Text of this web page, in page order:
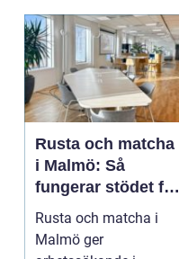
Rusta och matcha
i Malmö: Så
fungerar stödet för
dig som söker
jobb
Rusta och matcha i
Malmö ger